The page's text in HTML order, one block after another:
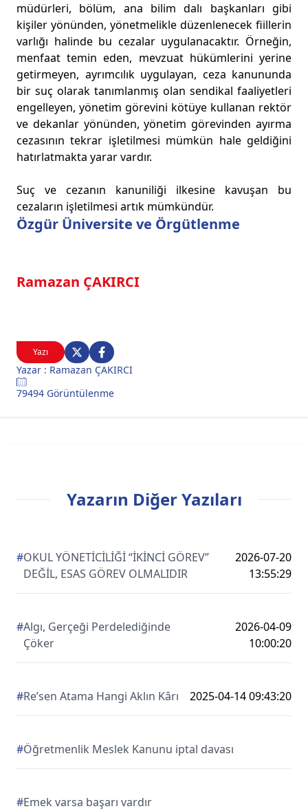
Yazı
Yazar : Ramazan ÇAKIRCI
79494 Görüntülenme
Özgür Üniversite ve Örgütlenme
Ramazan ÇAKIRCI
müdürleri, bölüm, ana bilim dalı başkanları gibi
kişiler yönünden, yönetmelikle düzenlenecek fiillerin
varlığı halinde bu cezalar uygulanacaktır. Örneğin,
menfaat temin eden, mevzuat hükümlerini yerine
getirmeyen, ayrımcılık uygulayan, ceza kanununda
bir suç olarak tanımlanmış olan sendikal faaliyetleri
engelleyen, yönetim görevini kötüye kullanan rektör
ve dekanlar yönünden, yönetim görevinden ayırma
cezasının tekrar işletilmesi mümkün hale geldiğini
hatırlatmakta yarar vardır.
Suç ve cezanın kanuniliği ilkesine kavuşan bu
cezaların işletilmesi artık mümkündür.
Yazarın Diğer Yazıları
#OKUL YÖNETİCİLİĞİ “İKİNCİ GÖREV”
DEĞİL, ESAS GÖREV OLMALIDIR
2026-07-20
13:55:29
#Algı, Gerçeği Perdelediğinde
Çöker
2026-04-09
10:00:20
#Re’sen Atama Hangi Aklın Kârı 2025-04-14 09:43:20
#Öğretmenlik Meslek Kanunu iptal davası
#Emek varsa başarı vardır